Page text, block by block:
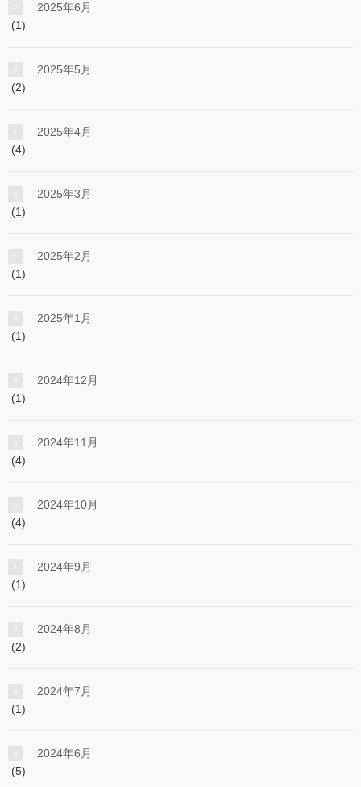
2025年6月
(1)
2025年5月
(2)
2025年4月
(4)
2025年3月
(1)
2025年2月
(1)
2025年1月
(1)
2024年12月
(1)
2024年11月
(4)
2024年10月
(4)
2024年9月
(1)
2024年8月
(2)
2024年7月
(1)
2024年6月
(5)